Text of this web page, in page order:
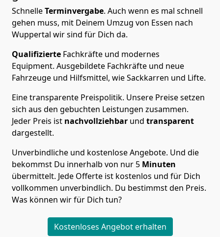
SchnelleTerminvergabe. Auch wenn es mal schnell
gehen muss, mit Deinem Umzug von Essen nach
Wuppertal wir sind für Dich da.
Qualifizierte Fachkräfte und modernes
Equipment. Ausgebildete Fachkräfte und neue
Fahrzeuge und Hilfsmittel, wie Sackkarren und Lifte.
Eine transparente Preispolitik. Unsere Preise setzen
sich aus den gebuchten Leistungen zusammen.
Jeder Preis ist nachvollziehbar und transparent
dargestellt.
Unverbindliche und kostenlose Angebote. Und die
bekommst Du innerhalb von nur 5 Minuten
übermittelt. Jede Offerte ist kostenlos und für Dich
vollkommen unverbindlich. Du bestimmst den Preis.
Was können wir für Dich tun?
Kostenloses Angebot erhalten